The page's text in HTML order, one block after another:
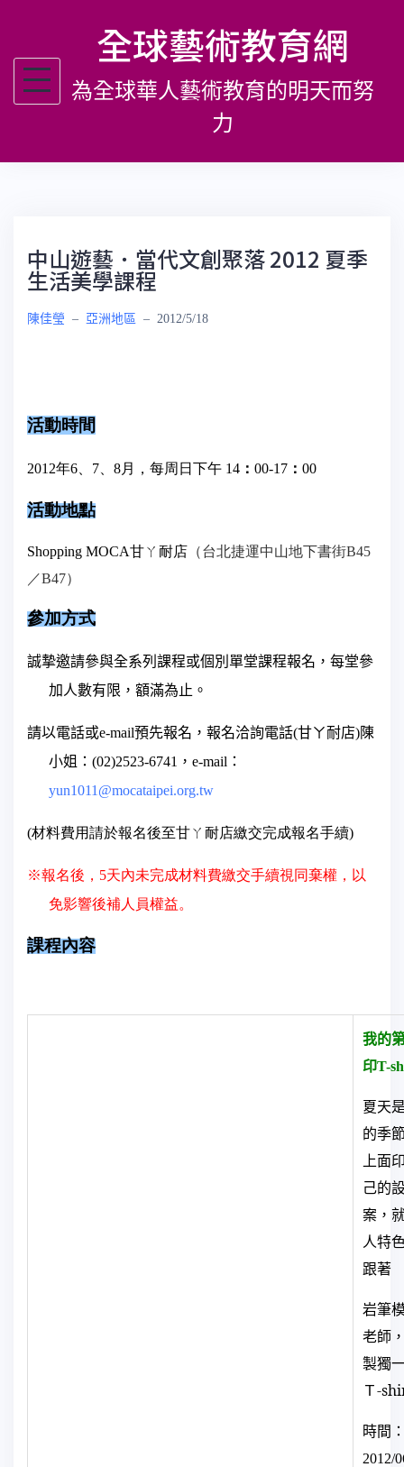
主
全球藝術教育網
為全球華人藝術教育的明天而努
力
中山遊藝．當代文創聚落 2012 夏季
生活美學課程
陳佳瑩 – 亞洲地區 – 2012/5/18
活動時間
2012年6 7 8月 ，每周日下午 14 ： 00-17 ： 00
活動地點
Shopping MOCA甘ㄚ耐店 （台北捷運中山地下書街B45
／B47）
參加方式
誠摯邀請參與全系列課程或個別單堂課程報名 ， 每堂參
加人數有 限，額滿為止。
請以電話或e-mail預先報名，報名洽詢電話(甘ㄚ耐店)陳
小姐： (02)2523-6741 ，e-mail：
yun1011@mocataipei.org.tw
(材料費用請於報名後至甘ㄚ耐店繳交完成報名手續)
※報名後，5天內未完成材料費繳交手續視同棄權，以
免影響後補人員權益。
課程內容
我的
印T-
夏天
的季
上面
己的
案，
人特
跟著
岩筆
老師
製獨
Ｔ-
時間
2012/